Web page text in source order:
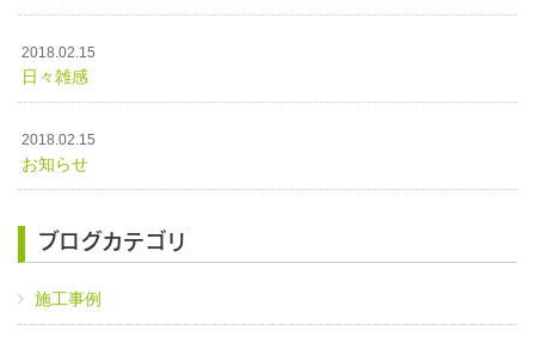
2018.02.15
日々雑感
2018.02.15
お知らせ
ブログカテゴリ
施工事例